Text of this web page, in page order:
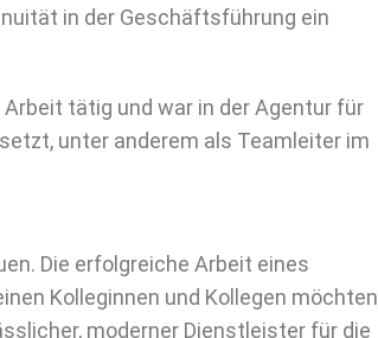
in der Geschäftsführung ein
tätig und war in der Agentur für
unter anderem als Teamleiter im
Die erfolgreiche Arbeit eines
Kolleginnen und Kollegen möchten
moderner Dienstleister für die